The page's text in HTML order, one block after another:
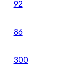
92
86
300